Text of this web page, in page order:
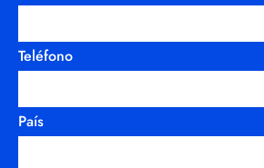
Teléfono
País